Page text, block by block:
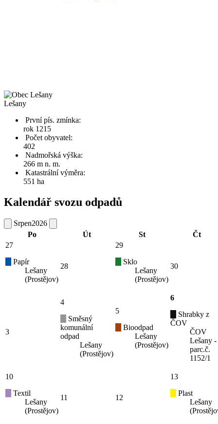
Lešany
První pís. zmínka:
rok 1215
Počet obyvatel:
402
Nadmořská výška:
266 m n. m.
Katastrální výměra:
551 ha
Kalendář svozu odpadů
Srpen2026
Po
Út St
Čt
27
Papír
Lešany
(Prostějov)
28
29
Sklo
Lešany
(Prostějov)
30
3
4
Směsný
komunální
odpad
Lešany
(Prostějov)
5
Bioodpad
Lešany
(Prostějov)
6
Shrabky z
ČOV
ČOV
Lešany -
parc.č.
1152/1
10
Textil
Lešany
(Prostějov)
11 12
13
Plast
Lešany